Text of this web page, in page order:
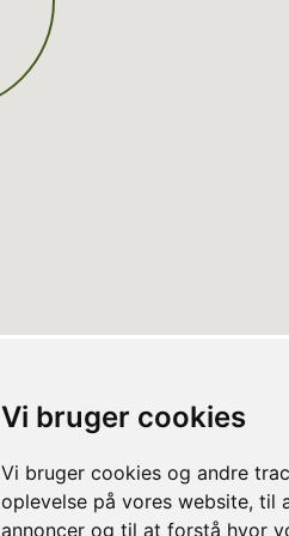
Vi bruger cookies
Vi bruger cookies og andre
oplevelse på vores website, til
annoncer og til at forstå hvor